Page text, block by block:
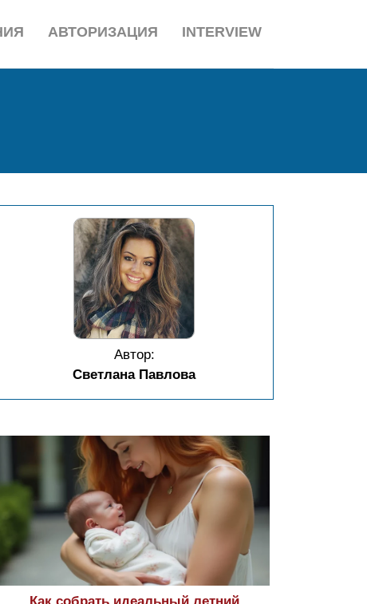
INTERVIEW
АВТОРИЗАЦИЯ
Автор:
Светлана Павлова